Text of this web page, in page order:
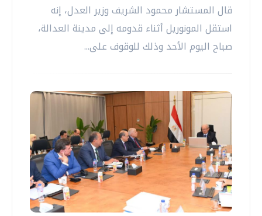
قال المستشار محمود الشريف وزير العدل، إنه
استقل المونوريل أثناء قدومه إلى مدينة العدالة،
صباح اليوم الأحد وذلك للوقوف على...